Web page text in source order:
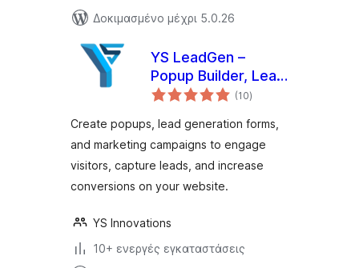
Δοκιμασμένο μέχρι 5.0.26
YS LeadGen –
Popup Builder, Lead
Generation Forms &
Campaigns
(10αξιολογήσεις
σύνολο
)
Create popups, lead generation forms,
and marketing campaigns to engage
visitors, capture leads, and increase
conversions on your website.
YS Innovations
10+ ενεργές εγκαταστάσεις